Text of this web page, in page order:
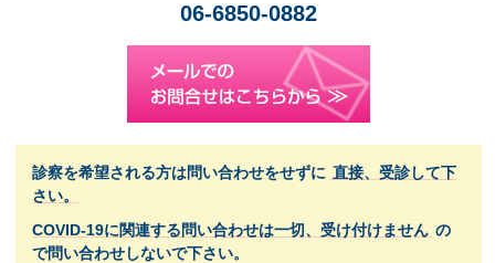
06-6850-0882
診察を希望される方は問い合わせをせずに 直接、受診して下
さい。
COVID-19に関連する問い合わせは一切、受け付けません の
で問い合わせしないで下さい。